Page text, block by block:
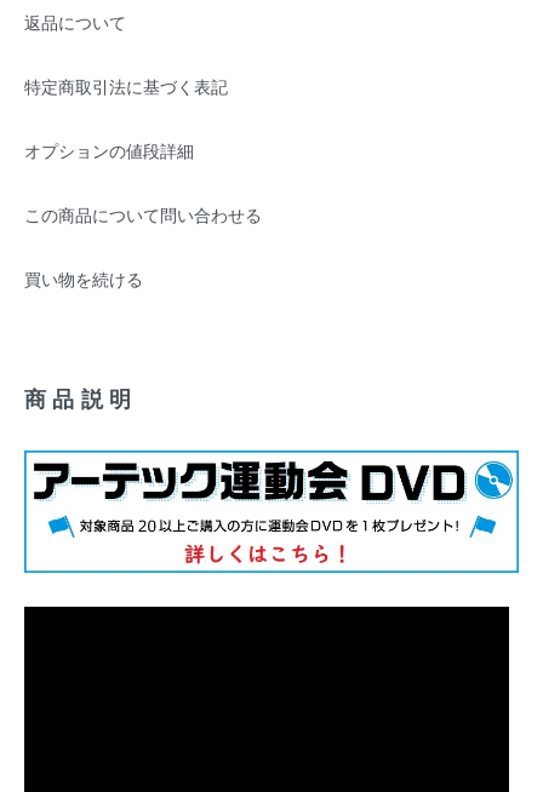
返品について
特定商取引法に基づく表記
オプションの値段詳細
この商品について問い合わせる
買い物を続ける
商品説明